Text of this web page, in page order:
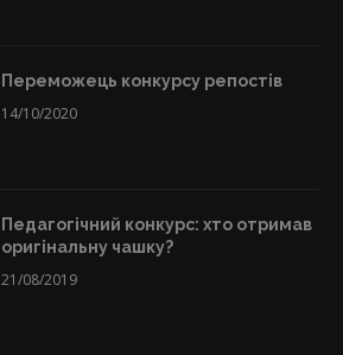
Переможець конкурсу репостів
14/10/2020
Педагогічний конкурс: хто отримав
оригінальну чашку?
21/08/2019